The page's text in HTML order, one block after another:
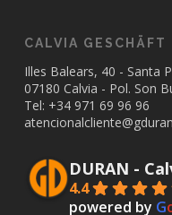
CALVIA GESCHÄFT
Illes Balears, 40 - Santa
07180 Calvia - Pol. Son
Tel: +34 971 69 96 96
DURAN -
4.4
powered by G